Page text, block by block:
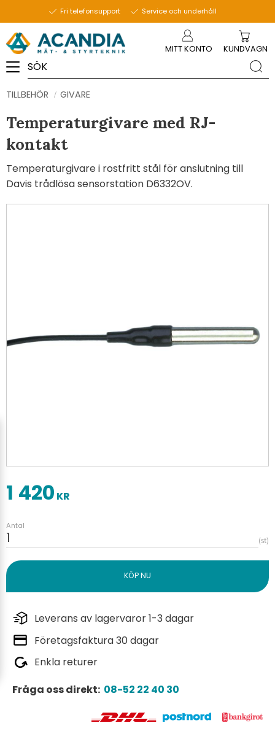
Fri telefonsupport Service och underhåll
MITT KONTO KUNDVAGN
TILLBEHÖR GIVARE
Temperaturgivare med RJ-
kontakt
Temperaturgivare i rostfritt stål för anslutning till
Davis trådlösa sensorstation D6332OV.
1 420 KR
Antal
st
Leverans av lagervaror 1-3 dagar
Företagsfaktura 30 dagar
Enkla returer
Fråga oss direkt: 08-52 22 40 30